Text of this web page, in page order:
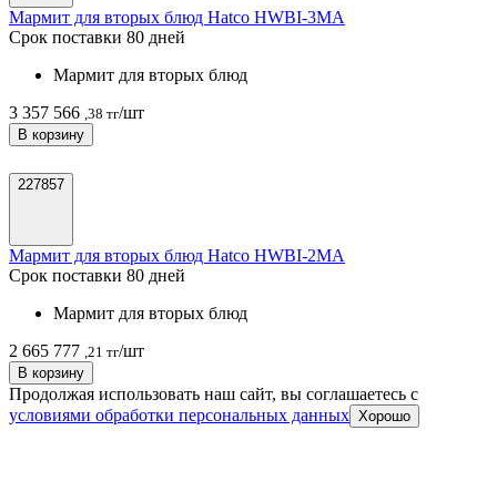
Мармит для вторых блюд Hatco HWBI-3MA
Срок поставки 80 дней
Мармит для вторых блюд
3 357 566 ,38 тг/шт
В корзину
227857
Мармит для вторых блюд Hatco HWBI-2MA
Срок поставки 80 дней
Мармит для вторых блюд
2 665 777 ,21 тг/шт
В корзину
Продолжая использовать наш сайт, вы соглашаетесь c
условиями обработки персональных данных Хорошо